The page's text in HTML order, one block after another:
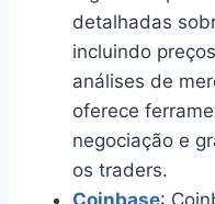
detalhadas
incluindo
análises de
oferece
negociação e
os traders.
Coinbase: